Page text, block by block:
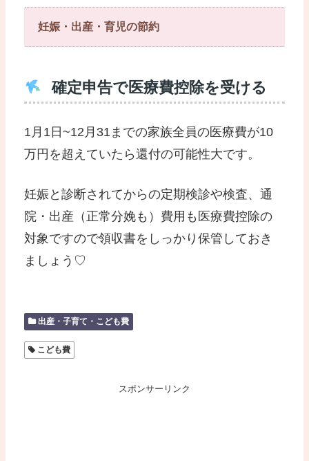
妊娠・出産・育児の節約
確定申告で医療費控除を受ける
1月1日~12月31までの家族全員の医療費が10
万円を超えていたら還付の可能性大です。
妊娠と診断されてからの定期検診や検査、通
院・出産（正常分娩も）費用も医療費控除の
対象ですので領収書をしっかり保管しておき
ましょう♡
出産・子育て・こども費
こども費
スポンサーリンク